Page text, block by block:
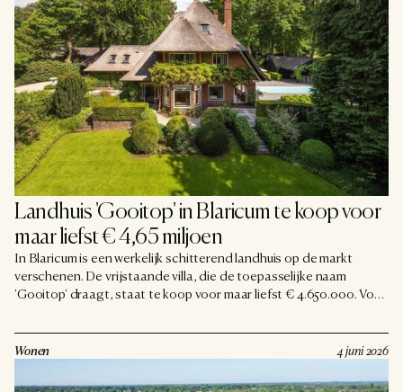
Landhuis 'Gooitop' in Blaricum te koop voor
maar liefst € 4,65 miljoen
In Blaricum is een werkelijk schitterend landhuis op de markt
verschenen. De vrijstaande villa, die de toepasselijke naam
'Gooitop' draagt, staat te koop voor maar liefst € 4.650.000. Voor
landhuis met internationale allure, van binnen en buiten op het
allerhoogste niveau. En dan hebben we de ligging in het chique
Wonen 4 juni 2026